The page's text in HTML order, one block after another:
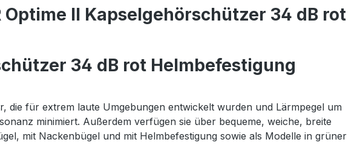
II Kapselgehörschützer 34 dB rot
34 dB rot Helmbefestigung
die für extrem laute Umgebungen entwickelt wurden und Lärmpegel um
minimiert. Außerdem verfügen sie über bequeme, weiche, breite
mit Nackenbügel und mit Helmbefestigung sowie als Modelle in grüner